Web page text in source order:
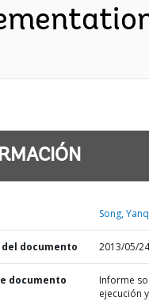
Song,
del documento 2013/05/24
documento
Informe
ejecución